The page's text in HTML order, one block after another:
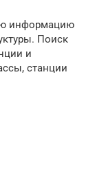
информацию
Поиск
и
станции